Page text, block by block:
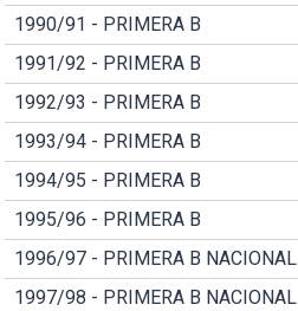
1990/91 - PRIMERA B
1991/92 - PRIMERA B
1992/93 - PRIMERA B
1993/94 - PRIMERA B
1994/95 - PRIMERA B
1995/96 - PRIMERA B
1996/97 - PRIMERA B NACIONAL
1997/98 - PRIMERA B NACIONAL